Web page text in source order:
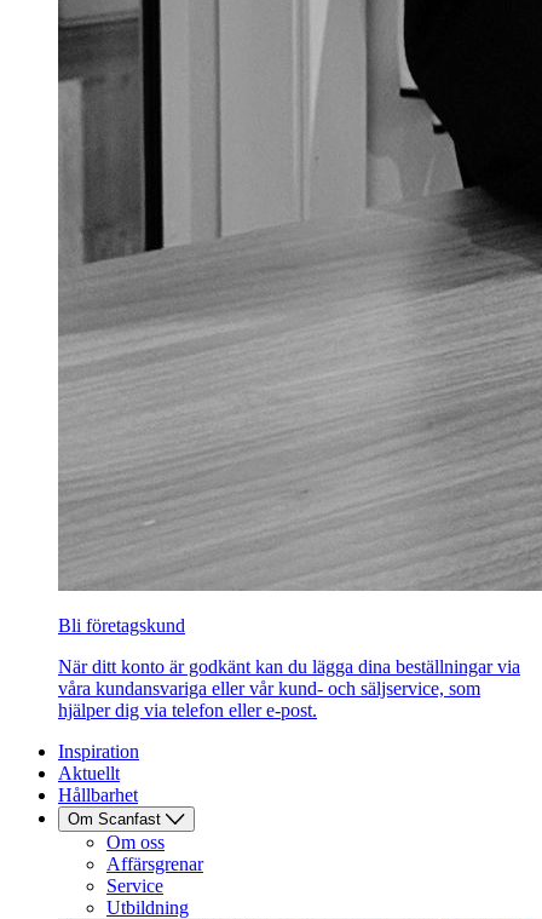
Bli företagskund
När ditt konto är godkänt kan du lägga dina beställningar via
våra kundansvariga eller vår kund- och säljservice, som
hjälper dig via telefon eller e-post.
Inspiration
Aktuellt
Hållbarhet
Om Scanfast
Om oss
Affärsgrenar
Service
Utbildning